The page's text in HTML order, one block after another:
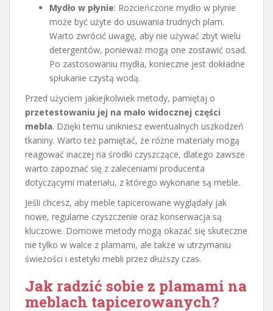
Mydło w płynie: Rozcieńczone mydło w płynie
może być użyte do usuwania trudnych plam.
Warto zwrócić uwagę, aby nie używać zbyt wielu
detergentów, ponieważ mogą one zostawić osad.
Po zastosowaniu mydła, konieczne jest dokładne
spłukanie czystą wodą.
Przed użyciem jakiejkolwiek metody, pamiętaj o
przetestowaniu jej na mało widocznej części
mebla. Dzięki temu unikniesz ewentualnych uszkodzeń
tkaniny. Warto też pamiętać, że różne materiały mogą
reagować inaczej na środki czyszczące, dlatego zawsze
warto zapoznać się z zaleceniami producenta
dotyczącymi materiału, z którego wykonane są meble.
Jeśli chcesz, aby meble tapicerowane wyglądały jak
nowe, regularne czyszczenie oraz konserwacja są
kluczowe. Domowe metody mogą okazać się skuteczne
nie tylko w walce z plamami, ale także w utrzymaniu
świeżości i estetyki mebli przez dłuższy czas.
Jak radzić sobie z plamami na
meblach tapicerowanych?